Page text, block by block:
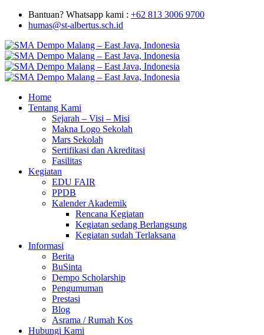
Bantuan? Whatsapp kami : +62 813 3006 9700
humas@st-albertus.sch.id
Home
Tentang Kami
Sejarah – Visi – Misi
Makna Logo Sekolah
Mars Sekolah
Sertifikasi dan Akreditasi
Fasilitas
Kegiatan
EDU FAIR
PPDB
Kalender Akademik
Rencana Kegiatan
Kegiatan sedang Berlangsung
Kegiatan sudah Terlaksana
Informasi
Berita
BuSinta
Dempo Scholarship
Pengumuman
Prestasi
Blog
Asrama / Rumah Kos
Hubungi Kami